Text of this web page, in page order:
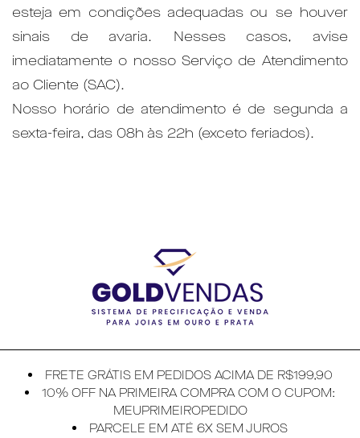
esteja em condições adequadas ou se houver
sinais de avaria. Nesses casos, avise
imediatamente o nosso Serviço de Atendimento
ao Cliente (SAC).
Nosso horário de atendimento é de segunda a
sexta-feira, das 08h às 22h (exceto feriados).
FRETE GRÁTIS EM PEDIDOS ACIMA DE R$199,90
10% OFF NA PRIMEIRA COMPRA COM O CUPOM:
MEUPRIMEIROPEDIDO
PARCELE EM ATÉ 6X SEM JUROS